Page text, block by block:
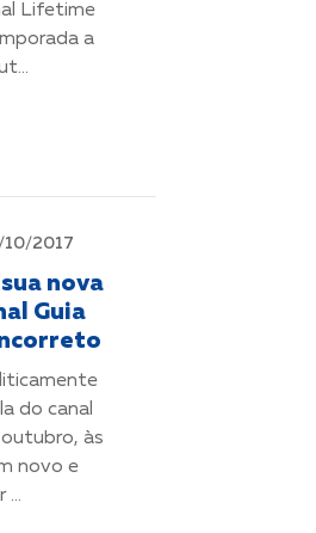
Lifetime
a
10/2017
nova
Guia
do canal
às
novo e
...